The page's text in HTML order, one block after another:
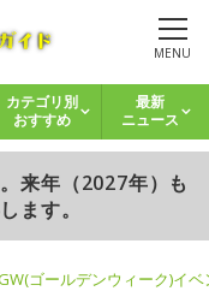
MENU
カテゴリ別
おすすめ
最新
ニュース
来年（2027年）も
ます。
ゴールデンウィーク)イ